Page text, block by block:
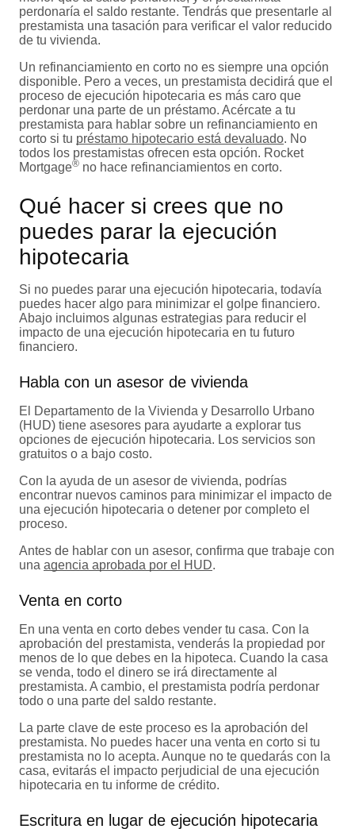
perdonaría el saldo restante. Tendrás que presentarle al
prestamista una tasación para verificar el valor reducido
de tu vivienda.
Un refinanciamiento en corto no es siempre una opción
disponible. Pero a veces, un prestamista decidirá que el
proceso de ejecución hipotecaria es más caro que
perdonar una parte de un préstamo. Acércate a tu
prestamista para hablar sobre un refinanciamiento en
corto si tu préstamo hipotecario está devaluado. No
todos los prestamistas ofrecen esta opción. Rocket
Mortgage® no hace refinanciamientos en corto.
Qué hacer si crees que no
puedes parar la ejecución
hipotecaria
Si no puedes parar una ejecución hipotecaria, todavía
puedes hacer algo para minimizar el golpe financiero.
Abajo incluimos algunas estrategias para reducir el
impacto de una ejecución hipotecaria en tu futuro
financiero.
Habla con un asesor de vivienda
El Departamento de la Vivienda y Desarrollo Urbano
(HUD) tiene asesores para ayudarte a explorar tus
opciones de ejecución hipotecaria. Los servicios son
gratuitos o a bajo costo.
Con la ayuda de un asesor de vivienda, podrías
encontrar nuevos caminos para minimizar el impacto de
una ejecución hipotecaria o detener por completo el
proceso.
Antes de hablar con un asesor, confirma que trabaje con
una agencia aprobada por el HUD.
Venta en corto
En una venta en corto debes vender tu casa. Con la
aprobación del prestamista, venderás la propiedad por
menos de lo que debes en la hipoteca. Cuando la casa
se venda, todo el dinero se irá directamente al
prestamista. A cambio, el prestamista podría perdonar
todo o una parte del saldo restante.
La parte clave de este proceso es la aprobación del
prestamista. No puedes hacer una venta en corto si tu
prestamista no lo acepta. Aunque no te quedarás con la
casa, evitarás el impacto perjudicial de una ejecución
hipotecaria en tu informe de crédito.
Escritura en lugar de ejecución hipotecaria